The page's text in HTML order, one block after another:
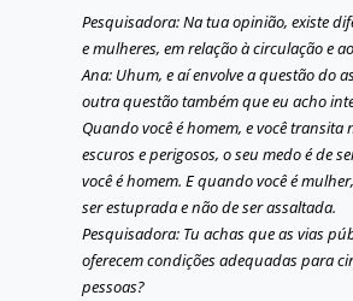
Pesquisadora: Na tua opinião, existe
e mulheres, em relação à circulação e
Ana: Uhum, e aí envolve a questão do
outra questão também que eu acho
Quando você é homem, e você transita
escuros e perigosos, o seu medo é de
você é homem. E quando você é
ser estuprada e não de ser assaltada.
Pesquisadora: Tu achas que as vias
oferecem condições adequadas para
pessoas?